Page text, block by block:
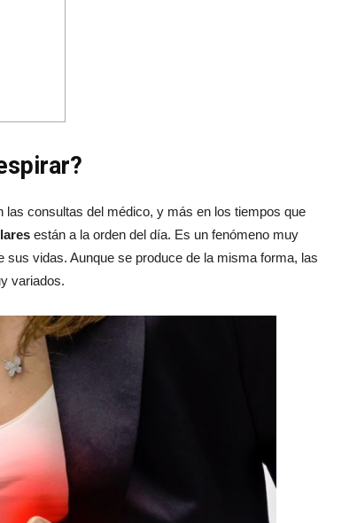
consultas del médico, y más en los tiempos que
están a la orden del día. Es un fenómeno muy
vidas. Aunque se produce de la misma forma, las
variados.